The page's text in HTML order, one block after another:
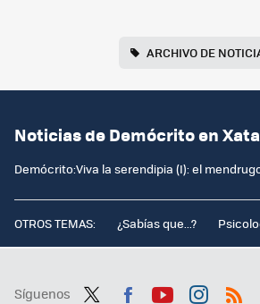
ARCHIVO DE
Noticias de Demócrito en
Demócrito:Viva la serendipia (I): el
OTROS TEMAS: ¿Sabías que...?
Síguenos